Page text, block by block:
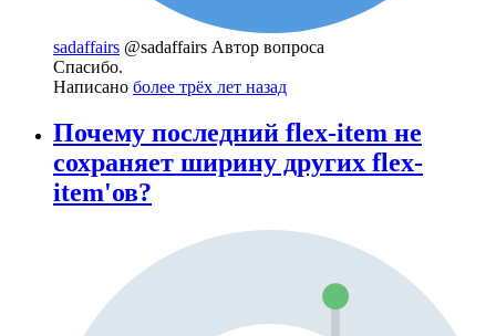
sadaffairs @sadaffairs Автор вопроса
Спасибо.
Написано более трёх лет назад
Почему последний flex-item не
сохраняет ширину других flex-
item'ов?